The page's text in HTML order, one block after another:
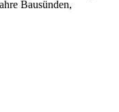
Bausünden,